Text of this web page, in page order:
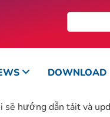
DOWNLOAD
sẽ hướng dẫn tảit và